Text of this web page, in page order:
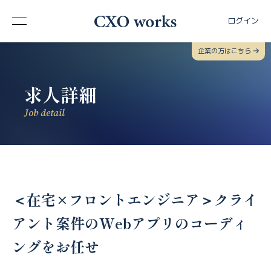
ログイン
企業の方はこちら
求人詳細
Job detail
＜在宅×フロントエンジニア＞クライ
アント案件のWebアプリのコーディ
ングをお任せ